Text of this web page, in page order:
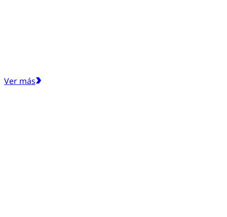
Ver más